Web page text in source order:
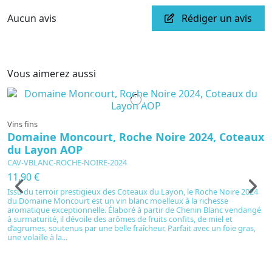
Aucun avis Rédiger un avis
Vous aimerez aussi
En cours de production
Vins fins
Domaine Moncourt, Roche Noire 2024, Coteaux
du Layon AOP
CAV-VBLANC-ROCHE-NOIRE-2024
11,90 €
Issu du terroir prestigieux des Coteaux du Layon, le Roche Noire 2024
du Domaine Moncourt est un vin blanc moelleux à la richesse
aromatique exceptionnelle. Élaboré à partir de Chenin Blanc vendangé
à surmaturité, il dévoile des arômes de fruits confits, de miel et
d’agrumes, soutenus par une belle fraîcheur. Parfait avec un foie gras,
une volaille à la...